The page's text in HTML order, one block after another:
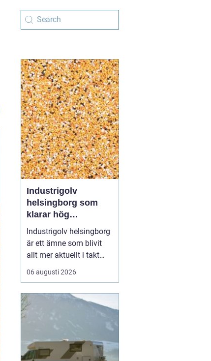
Industrigolv
helsingborg som
klarar hög
belastning och tuffa
krav
Industrigolv helsingborg
är ett ämne som blivit
allt mer aktuellt i takt
med att fler
verksamheter söker
lättskötta golvlösningar.
produktionsmiljöer
behöver golvet vara mer
än bara en slityta. Golvet
06 augusti 2026